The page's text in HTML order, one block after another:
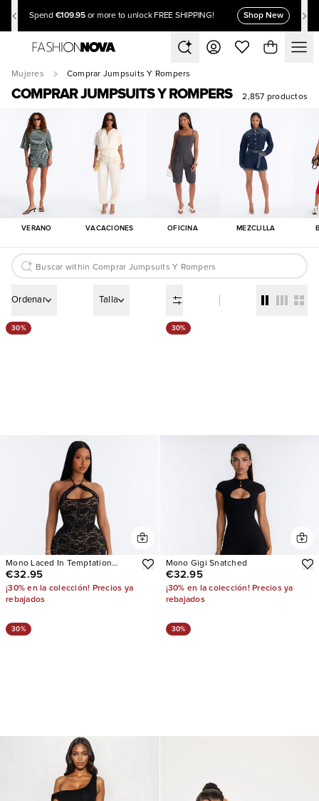
Spend €109.95 or more to unlock FREE SHIPPING! Shop New
Mujeres Comprar Jumpsuits Y Rompers
COMPRAR JUMPSUITS Y ROMPERS 2,857 productos
VERANO VACACIONES OFICINA MEZCLILLA
Ordenar Talla
30%
Mono Laced In Temptation
Skinny Leg
€32.95
¡30% en la colección! Precios ya
rebajados
30%
Mono Gigi Snatched
€32.95
¡30% en la colección! Precios ya
rebajados
30% 30%